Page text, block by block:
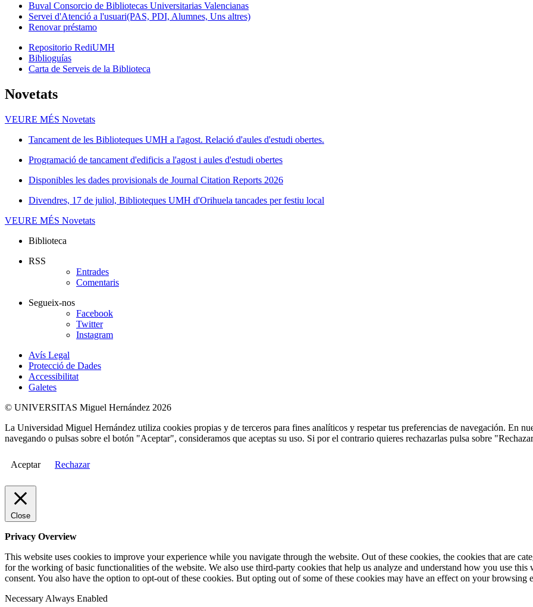
Buval Consorcio de Bibliotecas Universitarias Valencianas
Servei d'Atenció a l'usuari(PAS, PDI, Alumnes, Uns altres)
Renovar préstamo
Repositorio RediUMH
Biblioguías
Carta de Serveis de la Biblioteca
Novetats
VEURE MÉS Novetats
Tancament de les Biblioteques UMH a l'agost. Relació d'aules d'estudi obertes.
Programació de tancament d'edificis a l'agost i aules d'estudi obertes
Disponibles les dades provisionals de Journal Citation Reports 2026
Divendres, 17 de juliol, Biblioteques UMH d'Orihuela tancades per festiu local
VEURE MÉS Novetats
Biblioteca
RSS
Entrades
Comentaris
Segueix-nos
Facebook
Twitter
Instagram
Avís Legal
Protecció de Dades
Accessibilitat
Galetes
© UNIVERSITAS Miguel Hernández 2026
La Universidad Miguel Hernández utiliza cookies propias y de terceros para fines analíticos y respetar tus preferencias de navegación. En
navegando o pulsas sobre el botón "Aceptar", consideramos que aceptas su uso. Si por el contrario quieres rechazarlas pulsa sobre
Aceptar Rechazar
Close
Privacy Overview
This website uses cookies to improve your experience while you navigate through the website. Out of these cookies, the cookies that are
for the working of basic functionalities of the website. We also use third-party cookies that help us analyze and understand how you use
consent. You also have the option to opt-out of these cookies. But opting out of some of these cookies may have an effect on your browsing
Necessary Always Enabled